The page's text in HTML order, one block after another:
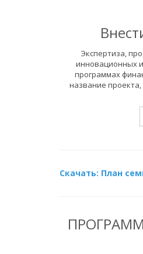
Экспертиза,
инновационных
программах
название
Скачать: План